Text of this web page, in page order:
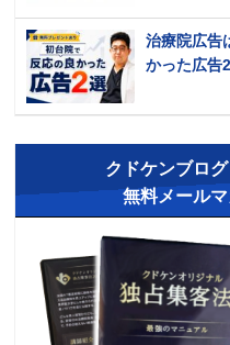
治療院広告
かった広告
クドケンブログ
無料メール